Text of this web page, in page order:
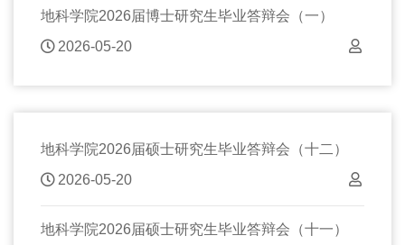
地科学院2026届博士研究生毕业答辩会（一）
2026-05-20
地科学院2026届硕士研究生毕业答辩会（十二）
2026-05-20
地科学院2026届硕士研究生毕业答辩会（十一）